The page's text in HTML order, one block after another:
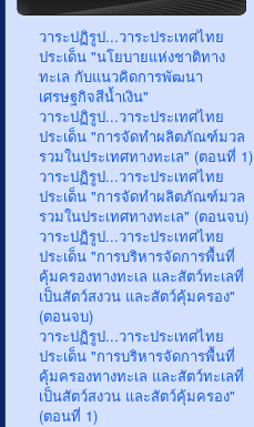
วาระปฏิรูป...วาระประเทศไทย
ประเด็น "นโยบายแห่งชาติทาง
ทะเล กับแนวคิดการพัฒนา
เศรษฐกิจสีน้ำเงิน"
วาระปฏิรูป...วาระประเทศไทย
ประเด็น "การจัดทำผลิตภัณฑ์มวล
รวมในประเทศทางทะเล" (ตอนที่ 1)
วาระปฏิรูป...วาระประเทศไทย
ประเด็น "การจัดทำผลิตภัณฑ์มวล
รวมในประเทศทางทะเล" (ตอนจบ)
วาระปฏิรูป...วาระประเทศไทย
ประเด็น "การบริหารจัดการพื้นที่
คุ้มครองทางทะเล และสัตว์ทะเลที่
เป็นสัตว์สงวน และสัตว์คุ้มครอง"
(ตอนจบ)
วาระปฏิรูป...วาระประเทศไทย
ประเด็น "การบริหารจัดการพื้นที่
คุ้มครองทางทะเล และสัตว์ทะเลที่
เป็นสัตว์สงวน และสัตว์คุ้มครอง"
(ตอนที่ 1)